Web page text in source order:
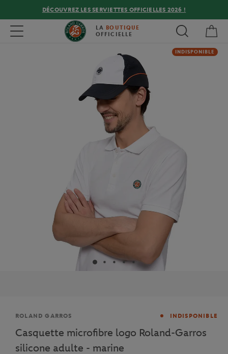
DÉCOUVREZ LES SERVIETTES OFFICIELLES 2026 !
Toggle navigation LA BOUTIQUE
OFFICIELLE
INDISPONIBLE
Marque
ROLAND GARROS INDISPONIBLE
Casquette microfibre logo Roland-Garros
silicone adulte - marine